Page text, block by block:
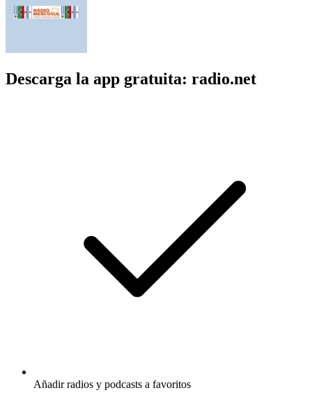
Descarga la app gratuita: radio.net
Añadir radios y podcasts a favoritos